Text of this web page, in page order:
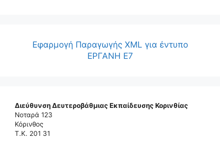
Εφαρμογή Παραγωγής XML για έντυπο
ΕΡΓΑΝΗ Ε7
Διεύθυνση Δευτεροβάθμιας Εκπαίδευσης Κορινθίας
Νοταρά 123
Κόρινθος
Τ.Κ. 201 31